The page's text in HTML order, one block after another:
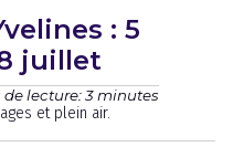
: 5
juillet
de lecture: 3 minutes
et plein air.